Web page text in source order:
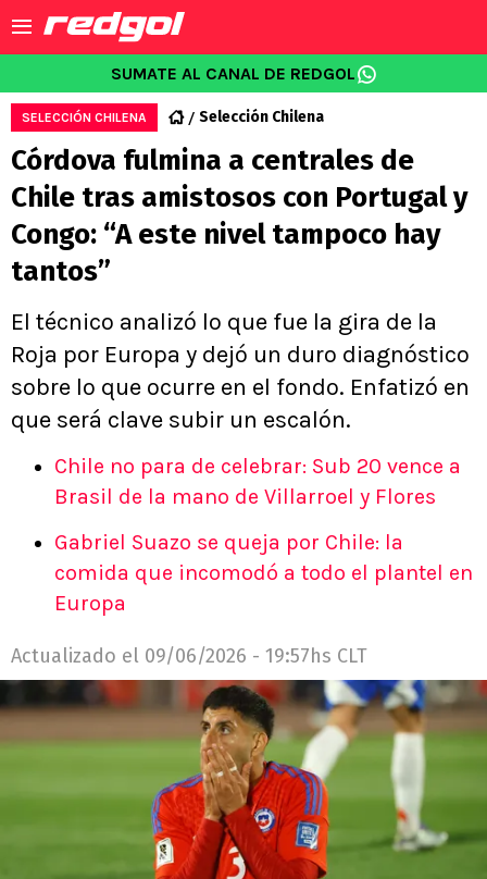
SUMATE AL CANAL DE REDGOL
SELECCIÓN CHILENA Selección Chilena
Córdova fulmina a centrales de
Chile tras amistosos con Portugal y
Congo: “A este nivel tampoco hay
tantos”
El técnico analizó lo que fue la gira de la
Roja por Europa y dejó un duro diagnóstico
sobre lo que ocurre en el fondo. Enfatizó en
que será clave subir un escalón.
Chile no para de celebrar: Sub 20 vence a
Brasil de la mano de Villarroel y Flores
Gabriel Suazo se queja por Chile: la
comida que incomodó a todo el plantel en
Europa
Actualizado el 09/06/2026 - 19:57hs CLT